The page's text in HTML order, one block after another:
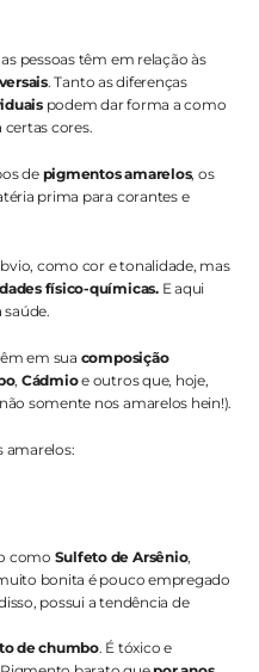
pessoas têm em relação às
. Tanto as diferenças
podem dar forma a como
certas cores.
de pigmentos amarelos, os
prima para corantes e
como cor e tonalidade, mas
físico-químicas. E aqui
em sua composição
, Cádmio e outros que, hoje,
somente nos amarelos hein!).
amarelos:
como Sulfeto de Arsênio,
bonita é pouco empregado
possui a tendência de
de chumbo. É tóxico e